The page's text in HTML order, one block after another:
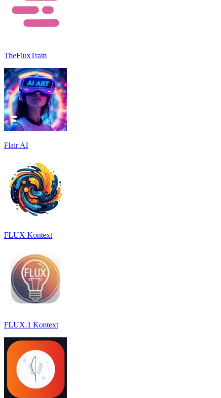
TheFluxTrain
Flair AI
FLUX Kontext
FLUX.1 Kontext